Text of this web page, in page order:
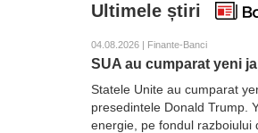
Ultimele știri
04.08.2026 | Finante-Banci
SUA au cumparat yeni
Statele Unite au cumparat
presedintele Donald Trump.
energie, pe fondul razboiului